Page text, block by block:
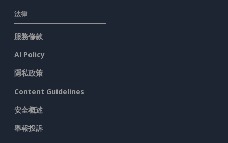
法律
服務條款
AI Policy
隱私政策
Content Guidelines
安全概述
舉報投訴